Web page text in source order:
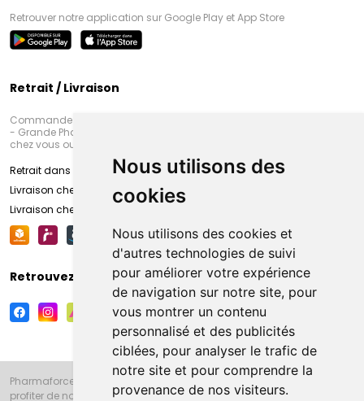
Nous utilisons des
cookies
Nous utilisons des cookies et
d'autres technologies de suivi
pour améliorer votre expérience
de navigation sur notre site, pour
vous montrer un contenu
personnalisé et des publicités
ciblées, pour analyser le trafic de
notre site et pour comprendre la
provenance de nos visiteurs.
Retrouver notre application sur Google Play et App Store
Retrait / Livraison
Commandez en ligne et venez chercher votre commande à Amiens
- Grande Pharmacie d’Amiens (Fachon) ou recevez-là rapidement
chez vous ou en point retrait
Retrait dans la pharmacie d’Amiens
Livraison chez vous
Livraison chez votre commerçant
Retrouvez-nous sur vos réseaux sociaux
Pharmaforce.fr et la Grande Pharmacie d’Amiens vous souhaitent de
profiter de notre accueil, de nos conseils pharmaceutiques,